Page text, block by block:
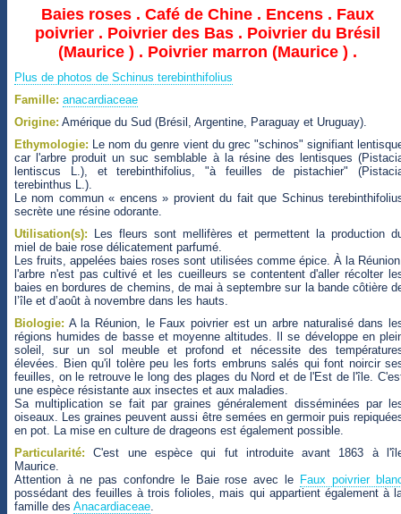
Baies roses . Café de Chine . Encens . Faux
poivrier . Poivrier des Bas . Poivrier du Brésil
(Maurice ) . Poivrier marron (Maurice ) .
Plus de photos de Schinus terebinthifolius
Famille: anacardiaceae
Origine: Amérique du Sud (Brésil, Argentine, Paraguay et Uruguay).
Ethymologie: Le nom du genre vient du grec "schinos" signifiant
car l'arbre produit un suc semblable à la résine des lentisques
lentiscus L.), et terebinthifolius, "à feuilles de pistachier"
terebinthus L.).
Le nom commun « encens » provient du fait que Schinus
secrète une résine odorante.
Utilisation(s): Les fleurs sont mellifères et permettent la production
miel de baie rose délicatement parfumé.
Les fruits, appelées baies roses sont utilisées comme épice. À la
l'arbre n'est pas cultivé et les cueilleurs se contentent d'aller récolter
baies en bordures de chemins, de mai à septembre sur la bande côtière
l’île et d’août à novembre dans les hauts.
Biologie: A la Réunion, le Faux poivrier est un arbre naturalisé dans
régions humides de basse et moyenne altitudes. Il se développe en
soleil, sur un sol meuble et profond et nécessite des
élevées. Bien qu'il tolère peu les forts embruns salés qui font noircir
feuilles, on le retrouve le long des plages du Nord et de l'Est de l'île.
une espèce résistante aux insectes et aux maladies.
Sa multiplication se fait par graines généralement disséminées par
oiseaux. Les graines peuvent aussi être semées en germoir puis
en pot. La mise en culture de drageons est également possible.
Particularité: C'est une espèce qui fut introduite avant 1863 à
Maurice.
Attention à ne pas confondre le Baie rose avec le Faux poivrier
possédant des feuilles à trois folioles, mais qui appartient également à
famille des Anacardiaceae.